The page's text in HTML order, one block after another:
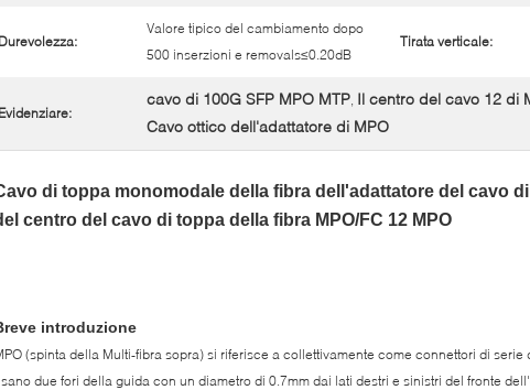
Valore tipico del cambiamento dopo
500 inserzioni e removals≤0.20dB
Tirata verticale:
cavo di 100G SFP MPO MTP, Il centro del cavo 12 di
Cavo ottico dell'adattatore di MPO
di toppa monomodale della fibra dell'adattatore del cavo
centro del cavo di toppa della fibra MPO/FC 12 MPO
introduzione
(spinta della Multi-fibra sopra) si riferisce a collettivamente come connettori di
due fori della guida con un diametro di 0.7mm dai lati destri e sinistri del fronte